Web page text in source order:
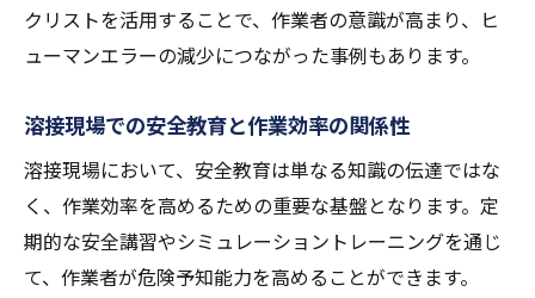
クリストを活用することで、作業者の意識が高まり、ヒ
ューマンエラーの減少につながった事例もあります。
溶接現場での安全教育と作業効率の関係性
溶接現場において、安全教育は単なる知識の伝達ではな
く、作業効率を高めるための重要な基盤となります。定
期的な安全講習やシミュレーショントレーニングを通じ
て、作業者が危険予知能力を高めることができます。